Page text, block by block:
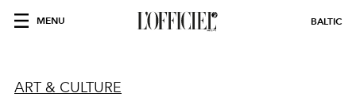
MENU BALTIC
ART & CULTURE